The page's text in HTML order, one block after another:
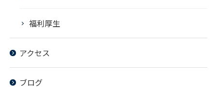
福利厚生
アクセス
ブログ